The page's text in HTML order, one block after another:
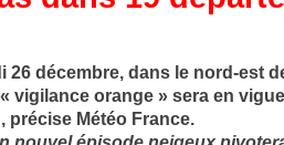
décembre, dans le nord-est
vigilance orange » sera en
précise Météo France.